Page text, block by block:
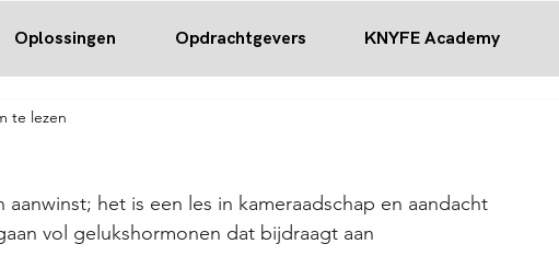
Oplossingen Opdrachtgevers KNYFE Academy
te lezen
het is een les in kameraadschap en aandacht
vol gelukshormonen dat bijdraagt aan